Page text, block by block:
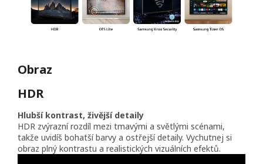
Obraz
HDR
Hlubší kontrast, živější detaily
HDR zvýrazní rozdíl mezi tmavými a světlými scénami,
takže uvidíš bohatší barvy a ostřejší detaily. Vychutnej si
obraz plný kontrastu a realistických vizuálních efektů.